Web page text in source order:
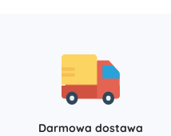
Darmowa dostawa